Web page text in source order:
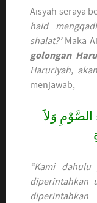
Aisyah seraya
haid
shalat?’Maka
golongan
Haruriyah,
menjawab,
الصَّوْمِ وَلاَ
“Kami
diperintahkan
diperintahkan